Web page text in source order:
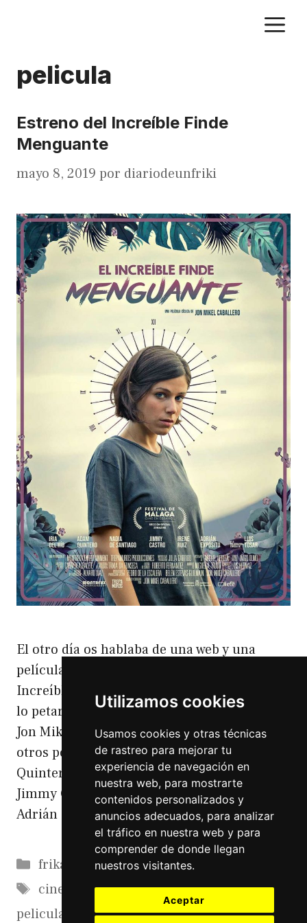
Utilizamos cookies
Usamos cookies y otras técnicas
de rastreo para mejorar tu
experiencia de navegación en
nuestra web, para mostrarte
contenidos personalizados y
anuncios adecuados, para analizar
el tráfico en nuestra web y para
comprender de donde llegan
nuestros visitantes.
Aceptar
pelicula
Estreno del Increíble Finde
Menguante
mayo 8, 2019 por diariodeunfriki
El otro día os hablaba de una web y una
película y la película en cuestión es el
Increíble finde Menguante. La película que
lo petará este año La película dirigida por
Jon Mikel Caballero y protagonizada entre
otros por : Iria del Río Alba Adam
Quintero Pablo Nadia de Santiago Sira
Jimmy Castro Mark Irene Ruiz Claudia
Adrián Expósito Mancha …Leer más
Categorías
frikadas
Etiquetas
cine estreno película,opera prima,
pelicula